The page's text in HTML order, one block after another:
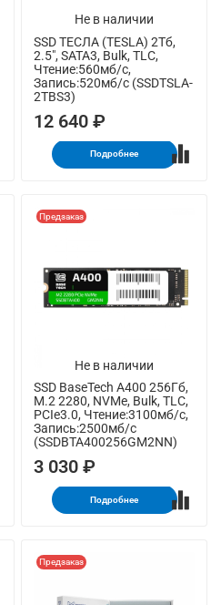
Не в наличии
SSD ТЕСЛА (TESLA) 2Тб,
2.5", SATA3, Bulk, TLC,
Чтение:560мб/с,
Запись:520мб/с (SSDTSLA-
2TBS3)
12 640 ₽
Подробнее
Не в наличии
Предзаказ
SSD BaseTech A400 256Гб,
M.2 2280, NVMe, Bulk, TLC,
PCIe3.0, Чтение:3100мб/с,
Запись:2500мб/с
(SSDBTA400256GM2NN)
3 030 ₽
Подробнее
Предзаказ